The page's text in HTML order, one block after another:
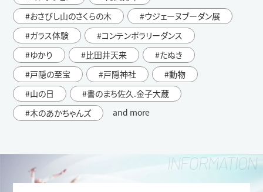
おさびし山のさくらの木
ウジェーヌブーダン展
ガラス体験
コンテンポラリーダンス
ゆかり
比田井天来
たぬき
戸隠の至宝
戸隠神社
動物
山の日
書のまち佐久.金子大蔵
木のあかちゃんズ
and more